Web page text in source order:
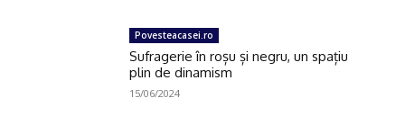
Povesteacasei.ro
Sufragerie în roșu și negru, un spațiu
plin de dinamism
15/06/2024